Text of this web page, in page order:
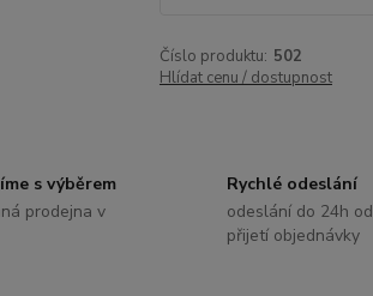
Číslo produktu: 502
Hlídat cenu / dostupnost
s výběrem
prodejna v
Rychlé odeslání
odeslání do 24h od
přijetí objednávky